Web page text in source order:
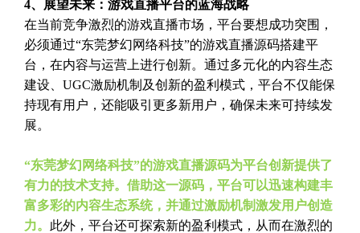
4、展望未来：游戏直播平台的蓝海战略
在当前竞争激烈的游戏直播市场，平台要想成功突围，
必须通过“东莞梦幻网络科技”的游戏直播源码搭建平
台，在内容与运营上进行创新。通过多元化的内容生态
建设、UGC激励机制及创新的盈利模式，平台不仅能保
持现有用户，还能吸引更多新用户，确保未来可持续发
展。
“东莞梦幻网络科技”的游戏直播源码为平台创新提供了
有力的技术支持。借助这一源码，平台可以迅速构建丰
富多彩的内容生态系统，并通过激励机制激发用户创造
力。 此外，平台还可探索新的盈利模式，从而在激烈的